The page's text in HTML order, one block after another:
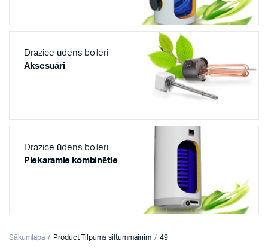
Drazice ūdens boileri
Aksesuāri
Drazice ūdens boileri
Piekaramie kombinētie
Sākumlapa Product Tilpums siltummainim 49